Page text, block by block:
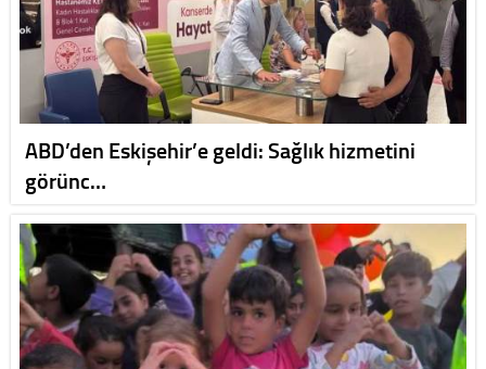
ABD’den Eskişehir’e geldi: Sağlık hizmetini
görünc…